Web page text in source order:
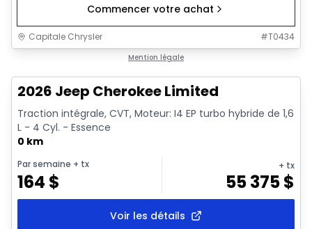
Commencer votre achat
Capitale Chrysler #T0434
Mention légale
2026 Jeep Cherokee Limited
Traction intégrale, CVT, Moteur: I4 EP turbo hybride de 1,6
L - 4 Cyl. - Essence
0 km
Par semaine + tx
164 $
+ tx
55 375$
Voir les détails